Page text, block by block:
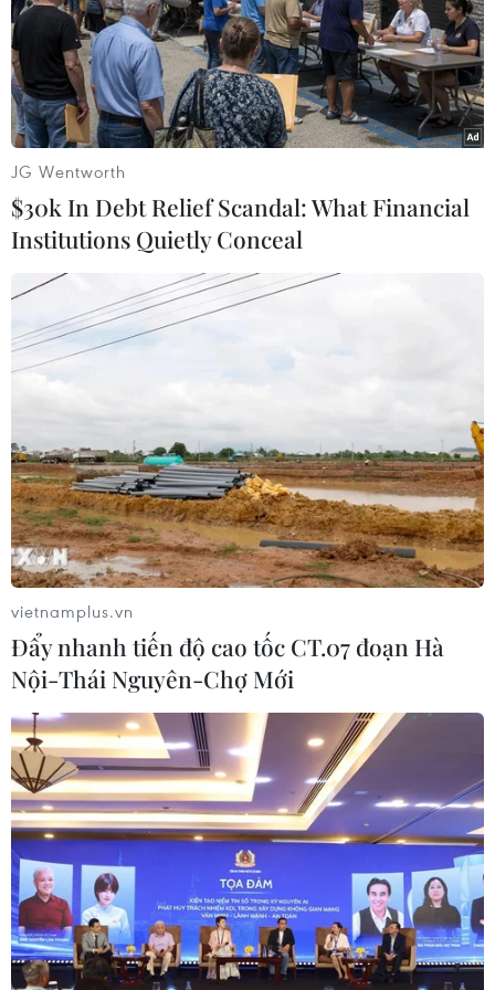
Mỹ đề cập tới khả năng đàm phán hạt
nhân với Triều Tiên
26/02/2020 23:07
Đặc phái viên về Triều Tiên thuộc Bộ Ngoại giao Mỹ
Alex Wong cho biết nếu Triều Tiên "sẵn sàng thiết lập
các cuộc đàm phán cần thiết" thì Mỹ cũng sẽ sẵn sàng.
Triều Tiên tăng cường cảnh giác
JG Wentworth
$30k In Debt Relief Scandal: What Financial
Institutions Quietly Conceal
vietnamplus.vn
Đẩy nhanh tiến độ cao tốc CT.07 đoạn Hà
Nội-Thái Nguyên-Chợ Mới